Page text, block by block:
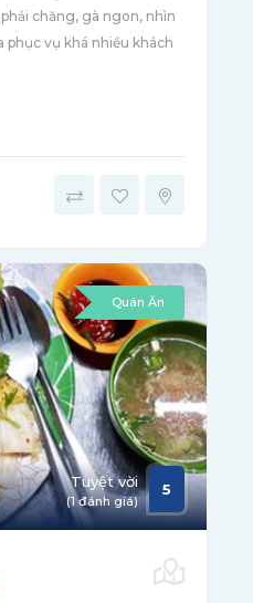
chăng, gà ngon, nhìn
phục vụ khá nhiều khách
Quán Ăn
Tuyệt vời
(1 đánh giá)
5